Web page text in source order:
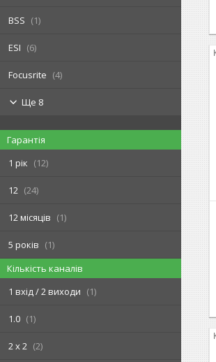
BSS 1
ESI 6
Focusrite 4
Ще 8
Гарантія
1 рік
12
12 24
12 місяців 1
5 років
1
Кількість каналів
1 вхід / 2 виходи
1
1.0 1
2 x 2 2